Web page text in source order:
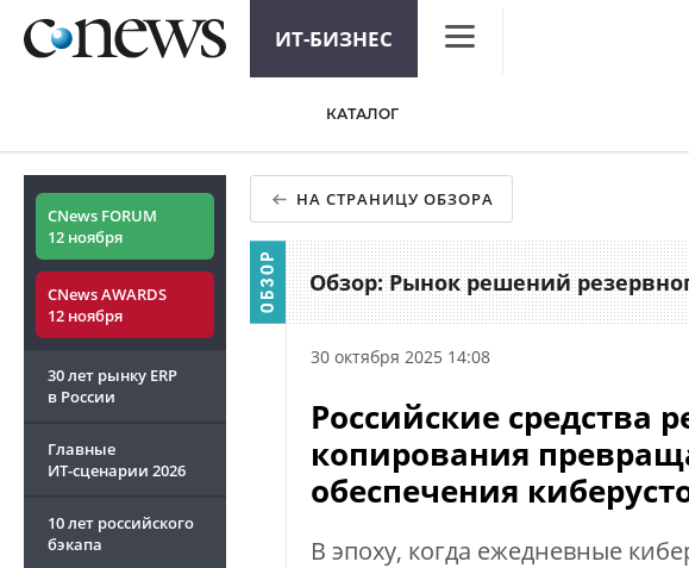
ИТ-БИЗНЕС
Конференции
Маркет
Техника
ТВ
КАТАЛОГ
CNews FORUM
12 ноября
CNews AWARDS
12 ноября
30 лет рынку ERP
в России
Главные
ИТ-сценарии 2026
10 лет российского
бэкапа
НА СТРАНИЦУ ОБЗОРА
Обзор: Рынок решений
30 октября 2025 14:08
Российские средства
копирования
обеспечения
В эпоху, когда ежедневные